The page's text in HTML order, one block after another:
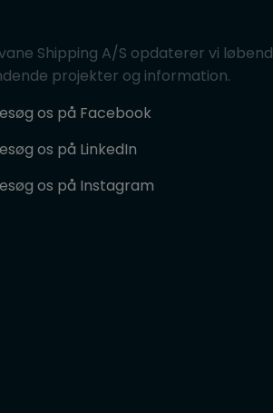
Shipping A/S opdaterer vi
projekter og information.
os på Facebook​
os på LinkedIn
os på Instagram